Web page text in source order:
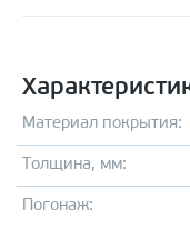
Материал покрытия:
Толщина, мм:
Погонаж: